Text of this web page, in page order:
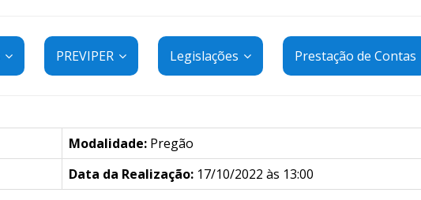
PREVIPER Legislações Prestação de Contas
Modalidade: Pregão
Data da Realização: 17/10/2022 às 13:00